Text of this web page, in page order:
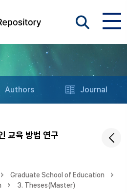
Authors Journal
교육 방법 연구
Graduate School of Education
3. Theses(Master)